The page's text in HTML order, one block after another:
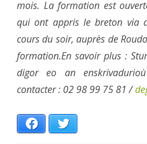
mois. La formation est
qui ont appris le breton via
cours du soir, auprès de
formation.En savoir plus :
digor eo an
contacter : 02 98 99 75 81 /
Facebook